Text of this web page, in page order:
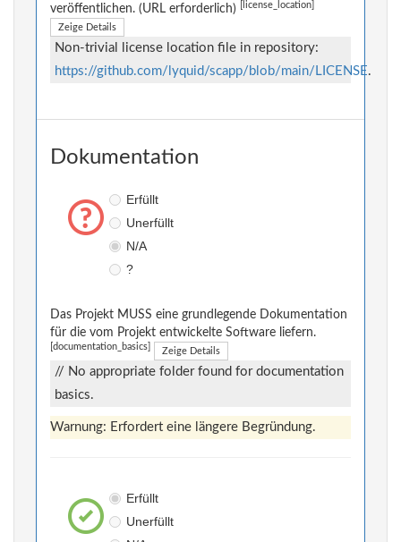
veröffentlichen. (URL erforderlich)
[license_location]
Zeige Details
Non-trivial license location file in repository:
https://github.com/lyquid/scapp/blob/main/LICENSE.
Dokumentation
Erfüllt
Unerfüllt
N/A
?
Das Projekt MUSS eine grundlegende Dokumentation
für die vom Projekt entwickelte Software liefern.
[documentation_basics] Zeige Details
// No appropriate folder found for documentation
basics.
Warnung: Erfordert eine längere Begründung.
Erfüllt
Unerfüllt